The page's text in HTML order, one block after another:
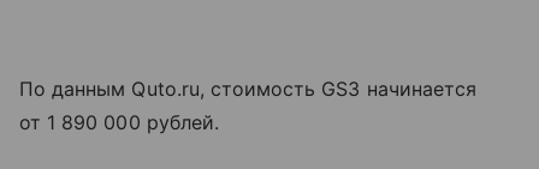
По данным Quto.ru, стоимость GS3 начинается
от 1 890 000 рублей.